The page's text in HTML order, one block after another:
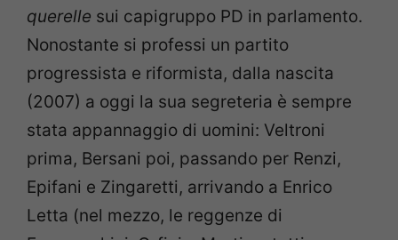
querelle sui capigruppo PD in parlamento.
Nonostante si professi un partito
progressista e riformista, dalla nascita
(2007) a oggi la sua segreteria è sempre
stata appannaggio di uomini: Veltroni
prima, Bersani poi, passando per Renzi,
Epifani e Zingaretti, arrivando a Enrico
Letta (nel mezzo, le reggenze di